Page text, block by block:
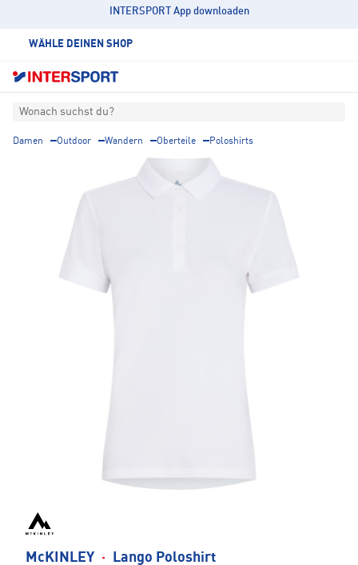
INTERSPORT App downloaden
WÄHLE DEINEN SHOP
Wonach suchst du?
Damen Outdoor Wandern Oberteile Poloshirts
McKINLEY · Lango Poloshirt